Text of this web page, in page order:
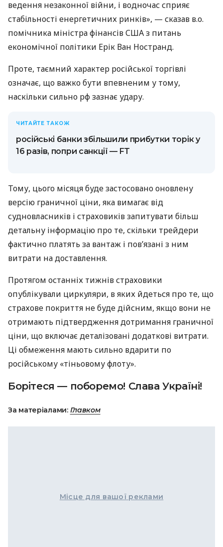
ведення незаконної війни, і водночас сприяє
стабільності енергетичних ринків», — сказав в.о.
помічника міністра фінансів США з питань
економічної політики Ерік Ван Ностранд.
Проте, таємний характер російської торгівлі
означає, що важко бути впевненим у тому,
наскільки сильно рф зазнає удару.
ЧИТАЙТЕ ТАКОЖ
російські банки збільшили прибутки торік у
16 разів, попри санкції — FT
Тому, цього місяця буде застосовано оновлену
версію граничної ціни, яка вимагає від
судновласників і страховиків запитувати більш
детальну інформацію про те, скільки трейдери
фактично платять за вантаж і пов’язані з ним
витрати на доставлення.
Протягом останніх тижнів страховики
опублікували циркуляри, в яких йдеться про те, що
страхове покриття не буде дійсним, якщо вони не
отримають підтвердження дотримання граничної
ціни, що включає деталізовані додаткові витрати.
Ці обмеження мають сильно вдарити по
російському «тіньовому флоту».
Борітеся — поборемо! Слава Україні!
За матеріалами: Главком
Місце для вашої реклами